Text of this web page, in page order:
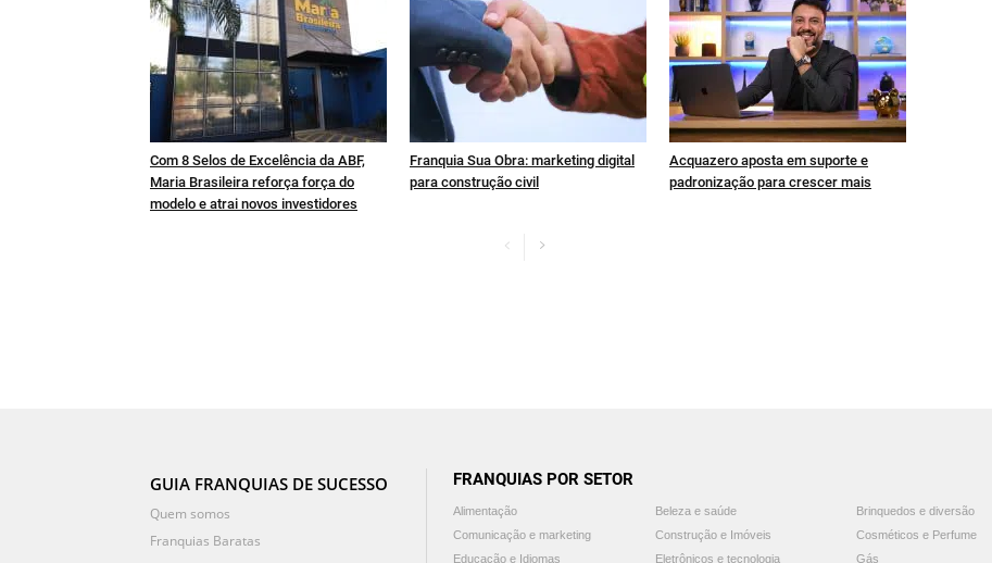
Com 8 Selos de Excelência da ABF,
Maria Brasileira reforça força do
modelo e atrai novos investidores
Franquia Sua Obra: marketing digital
para construção civil
Acquazero aposta em suporte e
padronização para crescer mais
GUIA FRANQUIAS DE SUCESSO
Quem somos
Franquias Baratas
FRANQUIAS POR SETOR
Alimentação Beleza e saúde
Brinquedos e diversão
Comunicação e marketing
Construção e Imóveis
Cosméticos e Perfume
Educação e Idiomas
Eletrônicos e tecnologia Gás